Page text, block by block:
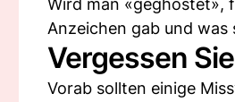
Wird man «geghostet»,
Anzeichen gab und
Vergessen
Vorab sollten einige